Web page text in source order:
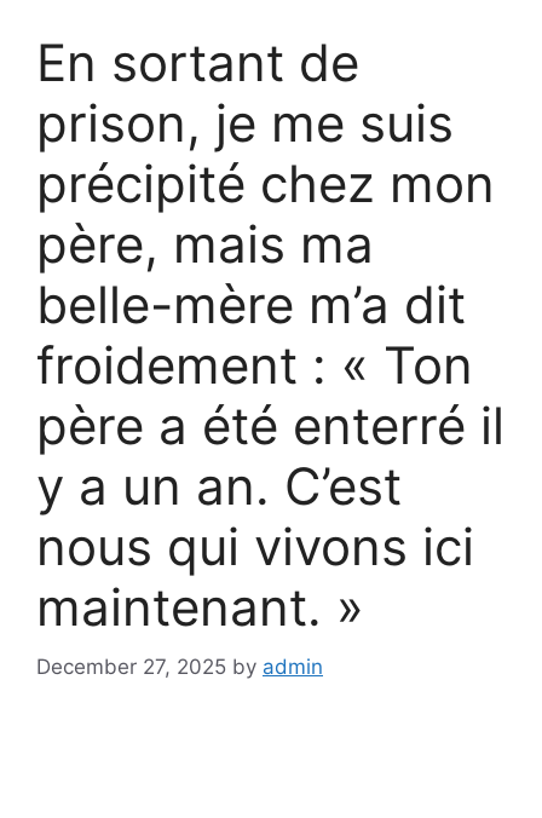
En sortant de
prison, je me suis
précipité chez mon
père, mais ma
belle-mère m’a dit
froidement : « Ton
père a été enterré il
y a un an. C’est
nous qui vivons ici
maintenant. »
December 27, 2025 by admin